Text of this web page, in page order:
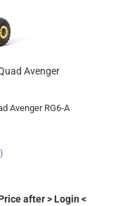
Avenger
Avenger RG6-A
after> Login <